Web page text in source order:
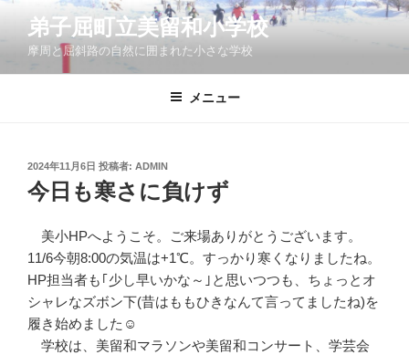
ン
弟子屈町立美留和小学校
摩周と屈斜路の自然に囲まれた小さな学校
メニュー
投
稿
日:
2024年11月6日 投稿者: ADMIN
今日も寒さに負けず
美小HPへようこそ。ご来場ありがとうございます。
11/6今朝8:00の気温は+1℃。すっかり寒くなりましたね。
HP担当者も｢少し早いかな～｣と思いつつも、ちょっとオ
シャレなズボン下(昔はももひきなんて言ってましたね)を
履き始めました☺
学校は、美留和マラソンや美留和コンサート、学芸会